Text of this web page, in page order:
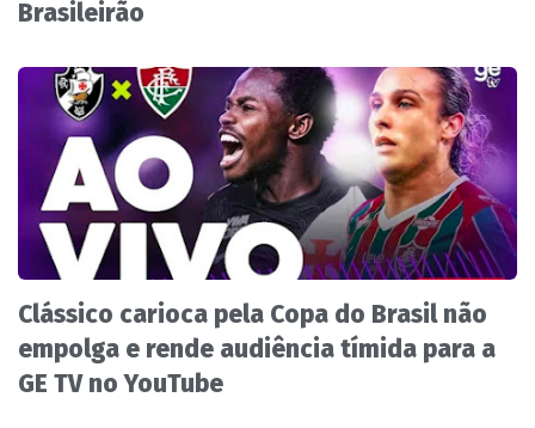
Brasileirão
Clássico carioca pela Copa do Brasil não
empolga e rende audiência tímida para a
GE TV no YouTube